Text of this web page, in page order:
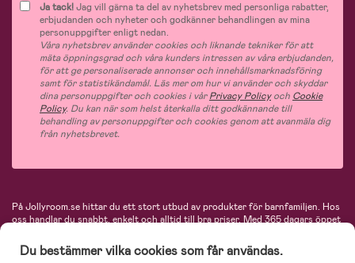
Ja tack!Jag vill gärna ta del av nyhetsbrev med personliga rabatter,
erbjudanden och nyheter och godkänner behandlingen av mina
personuppgifter enligt nedan.
Våra nyhetsbrev använder cookies och liknande tekniker för att
mäta öppningsgrad och våra kunders intressen av våra erbjudanden,
för att ge personaliserade annonser och innehållsmarknadsföring
samt för statistikändamål. Läs mer om hur vi använder och skyddar
dina personuppgifter och cookies i vårPrivacy Policyoch Cookie
Policy. Du kan när som helst återkalla ditt godkännande till
behandling av personuppgifter och cookies genom att avanmäla dig
från nyhetsbrevet.
På Jollyroom.se hittar du ett stort utbud av produkter för barnfamiljen. Hos
oss handlar du snabbt, enkelt och alltid till bra priser.Med 365 dagars öppet
hos oss. I vårt sortiment hittar du barnvagnar, bilstolar, kläder för barn och
baby, produkter för mamman, massor av inspirerande inredning, leksaker,
Du bestämmer vilka cookies som får användas.